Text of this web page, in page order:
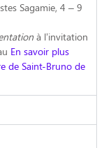
Sagamie, 4 – 9
à l’invitation
En savoir plus
de Saint-Bruno de